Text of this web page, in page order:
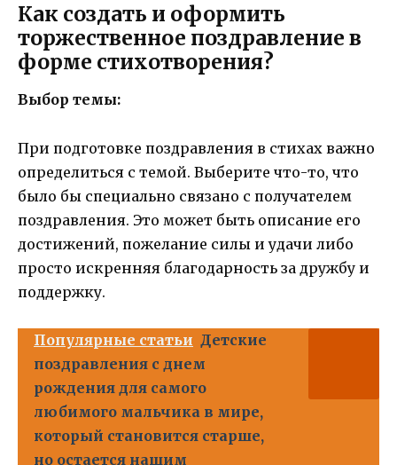
Как создать и оформить
торжественное поздравление в
форме стихотворения?
Выбор темы:
Пpи подготовке поздравления в стихах важно
определиться с темой. Выберите что-то, что
было бы специально связано с получателем
поздравления. Это может быть описание его
достижений, пожелание силы и удачи либо
просто искренняя благодарность за дружбу и
поддержку.
Популярные статьи Детские
поздравления с днем
рождения для самого
любимого мальчика в мире,
который становится старше,
но остается нашим